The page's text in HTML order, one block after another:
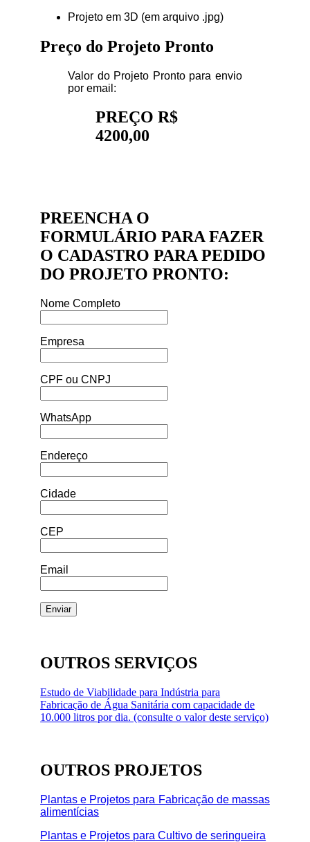
Projeto em 3D (em arquivo .jpg)
Preço do Projeto Pronto
Valor do Projeto Pronto para envio
por email:
PREÇO R$
4200,00
PREENCHA O
FORMULÁRIO PARA FAZER
O CADASTRO PARA PEDIDO
DO PROJETO PRONTO:
Nome Completo
Empresa
CPF ou CNPJ
WhatsApp
Endereço
Cidade
CEP
Email
OUTROS SERVIÇOS
Estudo de Viabilidade para Indústria para
Fabricação de Água Sanitária com capacidade de
10.000 litros por dia. (consulte o valor deste serviço)
OUTROS PROJETOS
Plantas e Projetos para Fabricação de massas
alimentícias
Plantas e Projetos para Cultivo de seringueira